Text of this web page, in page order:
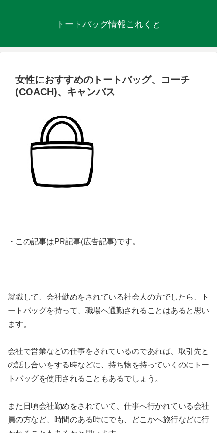
トートバッグ情報これくと
女性におすすめのトートバッグ、コーチ
(COACH)、キャンバス
・この記事はPR記事(広告記事)です。
就職して、会社勤めをされている社会人の方でしたら、ト
ートバッグを持って、職場へ通勤されることはあると思い
ます。
会社で営業などの仕事をされているのであれば、取引先と
の話し合いをする時などに、持ち物を持っていくのにトー
トバッグを使用されることもあるでしょう。
また日頃会社勤めをされていて、仕事へ行かれている会社
員の方など、時間のある時にでも、どこかへ旅行などに行